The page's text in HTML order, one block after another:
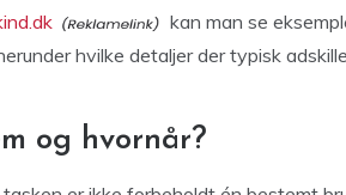
kan man se
hvilke detaljer der typisk
og hvornår?